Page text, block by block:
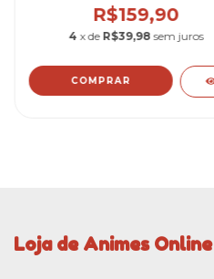
R$159,90
4 x de R$39,98 sem juros
Loja de Animes Online